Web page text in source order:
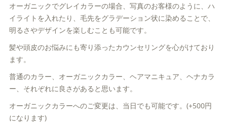
オーガニックでグレイカラーの場合、写真のお客様のように、ハ
イライトを入れたり、毛先をグラデーション状に染めることで、
明るさやデザインを楽しむことも可能です。
髪や頭皮のお悩みにも寄り添ったカウンセリングを心がけており
ます。
普通のカラー、オーガニックカラー、ヘアマニキュア、ヘナカラ
ー、それぞれに良さがあると思います。
オーガニックカラーへのご変更は、当日でも可能です。(+500円
になります)